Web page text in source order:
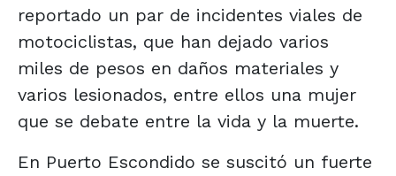
reportado un par de incidentes viales de
motociclistas, que han dejado varios
miles de pesos en daños materiales y
varios lesionados, entre ellos una mujer
que se debate entre la vida y la muerte.
En Puerto Escondido se suscitó un fuerte